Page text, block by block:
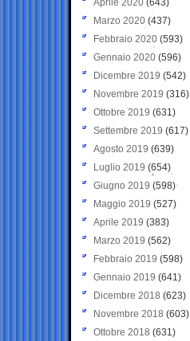
Aprile 2020 (643)
Marzo 2020 (437)
Febbraio 2020 (593)
Gennaio 2020 (596)
Dicembre 2019 (542)
Novembre 2019 (316)
Ottobre 2019 (631)
Settembre 2019 (617)
Agosto 2019 (639)
Luglio 2019 (654)
Giugno 2019 (598)
Maggio 2019 (527)
Aprile 2019 (383)
Marzo 2019 (562)
Febbraio 2019 (598)
Gennaio 2019 (641)
Dicembre 2018 (623)
Novembre 2018 (603)
Ottobre 2018 (631)